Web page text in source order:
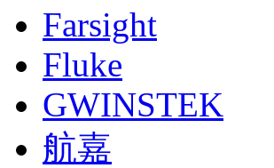
Farsight
Fluke
GWINSTEK
航嘉